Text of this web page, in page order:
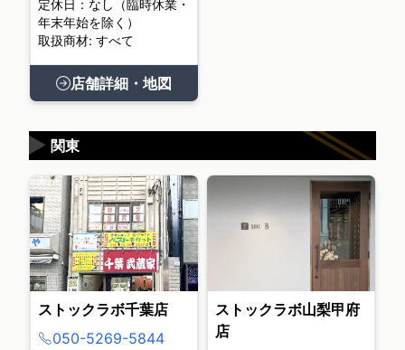
定休日：なし（臨時休業・
年末年始を除く）
取扱商材: すべて
店舗詳細・地図
関東
▶
ストックラボ千葉店
050-5269-5844
ストックラボ山梨甲府
店